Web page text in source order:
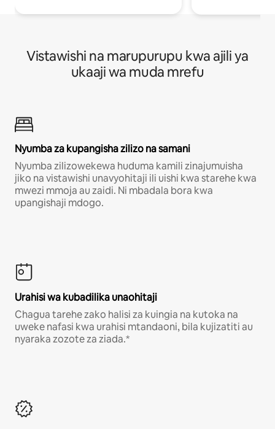
Vistawishi na marupurupu kwa ajili ya
ukaaji wa muda mrefu
Nyumba za kupangisha zilizo na samani
Nyumba zilizowekewa huduma kamili zinajumuisha
jiko na vistawishi unavyohitaji ili uishi kwa starehe kwa
mwezi mmoja au zaidi. Ni mbadala bora kwa
upangishaji mdogo.
Urahisi wa kubadilika unaohitaji
Chagua tarehe zako halisi za kuingia na kutoka na
uweke nafasi kwa urahisi mtandaoni, bila kujizatiti au
nyaraka zozote za ziada.*